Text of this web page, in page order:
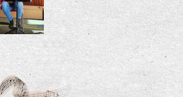
uns: Mandolinen - und
für Erwachsene